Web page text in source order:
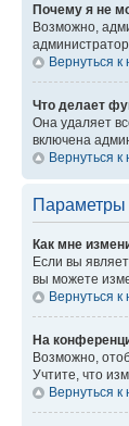
Почему я не
Возможно,
Вернуться к
Что делает
Она удаляет
включена
Вернуться к
Параметры
Как мне
Если вы
вы можете
Вернуться к
На
Возможно,
Учтите, что
Вернуться к